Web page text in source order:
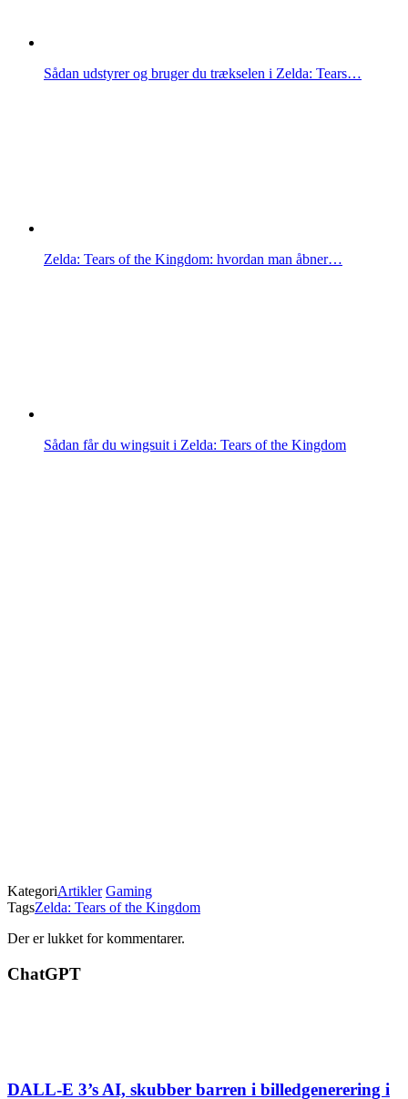
Sådan udstyrer og bruger du trækselen i Zelda: Tears…
Zelda: Tears of the Kingdom: hvordan man åbner…
Sådan får du wingsuit i Zelda: Tears of the Kingdom
KategoriArtikler Gaming
TagsZelda: Tears of the Kingdom
Der er lukket for kommentarer.
ChatGPT
DALL-E 3’s AI, skubber barren i billedgenerering i